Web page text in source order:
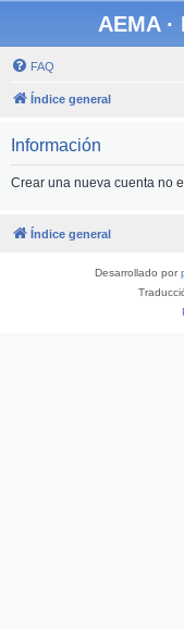
AEMA
FAQ
Índice general
Información
Crear una nueva cuenta no
Índice general
Desarrollado por